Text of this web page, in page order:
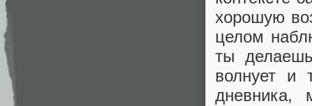
хорошую
целом
ты
волнует и
дневника,